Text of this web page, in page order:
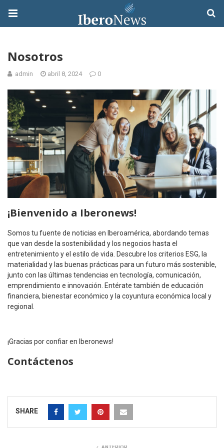
Nosotros
admin abril 8, 2024 0
¡Bienvenido a Iberonews!
Somos tu fuente de noticias en Iberoamérica, abordando temas
que van desde la sostenibilidad y los negocios hasta el
entretenimiento y el estilo de vida. Descubre los criterios ESG, la
materialidad y las buenas prácticas para un futuro más sostenible,
junto con las últimas tendencias en tecnología, comunicación,
emprendimiento e innovación. Entérate también de educación
financiera, bienestar económico y la coyuntura económica local y
regional.
¡Gracias por confiar en Iberonews!
Contáctenos
SHARE